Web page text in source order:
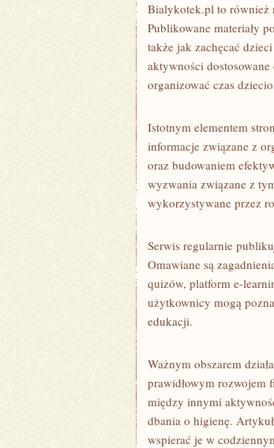
Bialykotek.pl to również
Publikowane materiały
także jak zachęcać
aktywności
organizować czas
Istotnym elementem
informacje związane z
oraz budowaniem
wyzwania związane z
wykorzystywane przez
Serwis regularnie
Omawiane są
quizów, platform e-
użytkownicy mogą
edukacji.
Ważnym obszarem
prawidłowym rozwojem
między innymi
dbania o higienę.
wspierać je w